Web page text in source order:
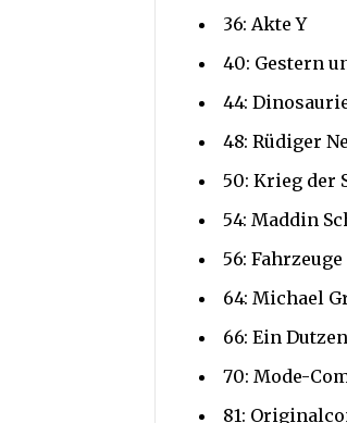
36: Akte Y
40: Gestern
44:
48: Rüdiger
50: Krieg der
54: Maddin
56: Fahrzeuge
64: Michael
66: Ein
70: Mode-
81: